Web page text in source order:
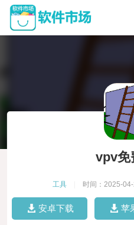
vpv免
工具 时间：2025-
安卓下载 苹